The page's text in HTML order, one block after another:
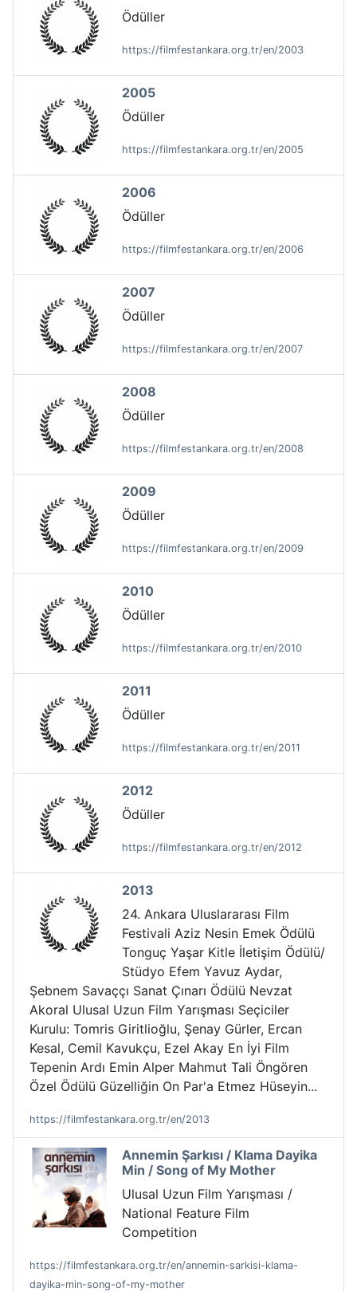
Ödüller
https://filmfestankara.org.tr/en/2003
2005
Ödüller
https://filmfestankara.org.tr/en/2005
2006
Ödüller
https://filmfestankara.org.tr/en/2006
2007
Ödüller
https://filmfestankara.org.tr/en/2007
2008
Ödüller
https://filmfestankara.org.tr/en/2008
2009
Ödüller
https://filmfestankara.org.tr/en/2009
2010
Ödüller
https://filmfestankara.org.tr/en/2010
2011
Ödüller
https://filmfestankara.org.tr/en/2011
2012
Ödüller
https://filmfestankara.org.tr/en/2012
2013
24. Ankara Uluslararası Film
Festivali Aziz Nesin Emek Ödülü
Tonguç Yaşar Kitle İletişim Ödülü/
Stüdyo Efem Yavuz Aydar,
Şebnem Savaççı Sanat Çınarı Ödülü Nevzat
Akoral Ulusal Uzun Film Yarışması Seçiciler
Kurulu: Tomris Giritlioğlu, Şenay Gürler, Ercan
Kesal, Cemil Kavukçu, Ezel Akay En İyi Film
Tepenin Ardı Emin Alper Mahmut Tali Öngören
Özel Ödülü Güzelliğin On Par'a Etmez Hüseyin...
https://filmfestankara.org.tr/en/2013
Annemin Şarkısı / Klama Dayika
Min / Song of My Mother
Ulusal Uzun Film Yarışması /
National Feature Film
Competition
https://filmfestankara.org.tr/en/annemin-sarkisi-klama-
dayika-min-song-of-my-mother